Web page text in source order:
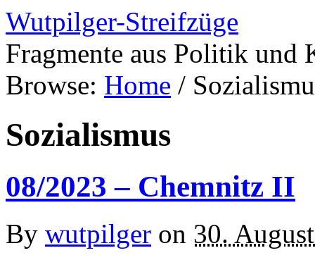
Wutpilger-Streifzüge
Fragmente aus Politik und
Browse: Home /
Sozialismus
08/2023 – Chemnitz II
By wutpilger on 30.